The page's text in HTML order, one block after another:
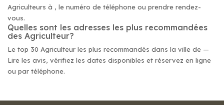
Agriculteurs à , le numéro de téléphone ou prendre rendez-
vous.
Quelles sont les adresses les plus recommandées
des Agriculteur?
Le top 30 Agriculteur les plus recommandés dans la ville de —
Lire les avis, vérifiez les dates disponibles et réservez en ligne
ou par téléphone.